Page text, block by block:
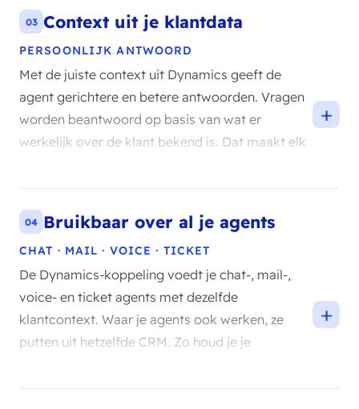
03 Context uit je klantdata
PERSOONLIJK ANTWOORD
Met de juiste context uit Dynamics geeft de
agent gerichtere en betere antwoorden. Vragen
worden beantwoord op basis van wat er
werkelijk over de klant bekend is. Dat maakt elk
+
04 Bruikbaar over al je agents
CHAT · MAIL · VOICE · TICKET
De Dynamics-koppeling voedt je chat-, mail-,
voice- en ticket agents met dezelfde
klantcontext. Waar je agents ook werken, ze
putten uit hetzelfde CRM. Zo houd je je
+